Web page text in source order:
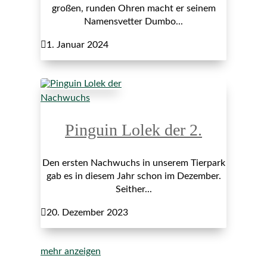
großen, runden Ohren macht er seinem
Namensvetter Dumbo...
1. Januar 2024
Nachwuchs
Pinguin Lolek der 2.
Den ersten Nachwuchs in unserem Tierpark
gab es in diesem Jahr schon im Dezember.
Seither...
20. Dezember 2023
mehr anzeigen